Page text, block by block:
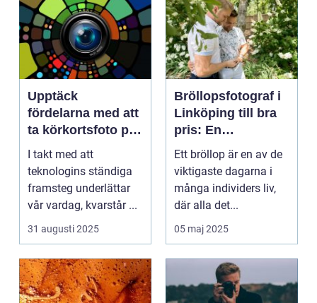
Upptäck
fördelarna med att
ta körkortsfoto på
Östermalm
I takt med att
teknologins ständiga
framsteg underlättar
vår vardag, kvarstår ...
31 augusti 2025
Bröllopsfotograf i
Linköping till bra
pris: En
nyckelspelare för
oförglömliga
minnen
Ett bröllop är en av de
viktigaste dagarna i
många individers liv,
där alla det...
05 maj 2025